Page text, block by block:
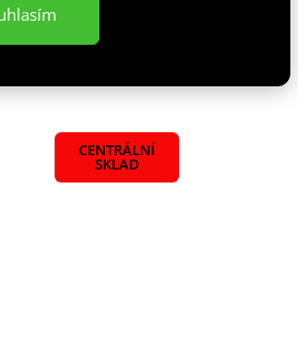
Do košíku
CENTRÁLNÍ
SKLAD